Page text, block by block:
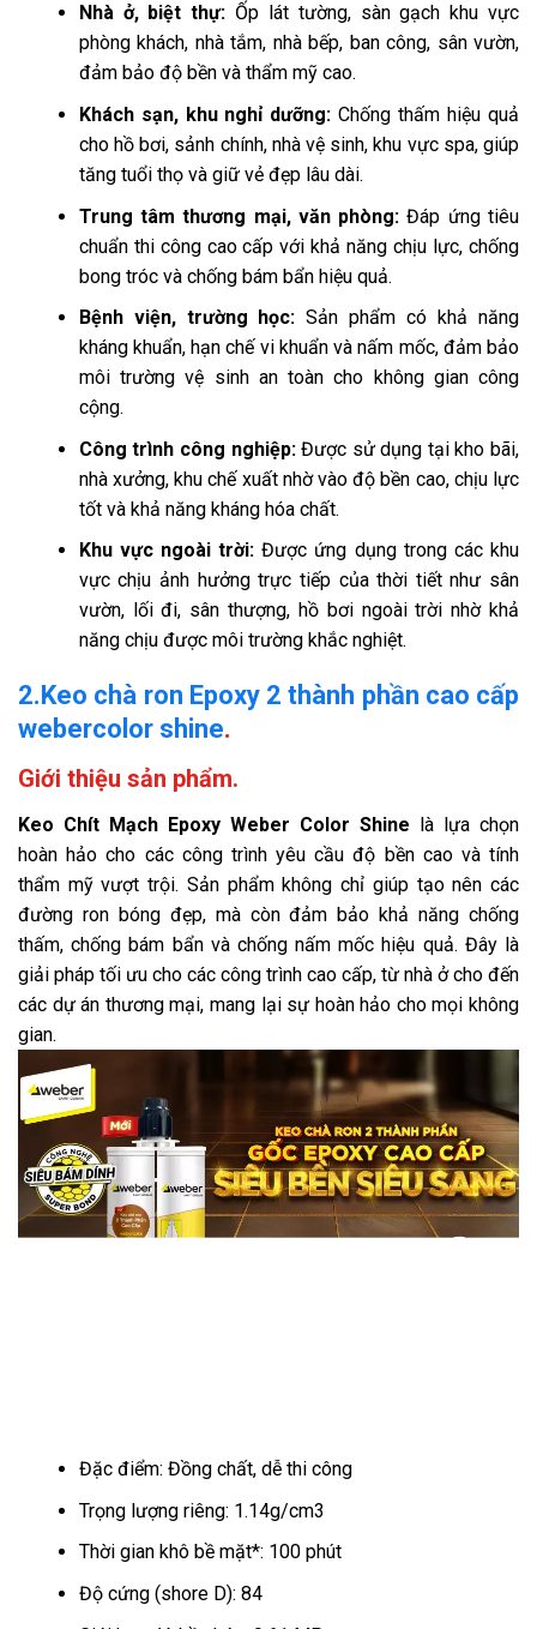
Nhà ở, biệt thự: Ốp lát tường, sàn gạch khu vực
phòng khách, nhà tắm, nhà bếp, ban công, sân vườn,
đảm bảo độ bền và thẩm mỹ cao.
Khách sạn, khu nghỉ dưỡng: Chống thấm hiệu quả
cho hồ bơi, sảnh chính, nhà vệ sinh, khu vực spa, giúp
tăng tuổi thọ và giữ vẻ đẹp lâu dài.
Trung tâm thương mại, văn phòng: Đáp ứng tiêu
chuẩn thi công cao cấp với khả năng chịu lực, chống
bong tróc và chống bám bẩn hiệu quả.
Bệnh viện, trường học: Sản phẩm có khả năng
kháng khuẩn, hạn chế vi khuẩn và nấm mốc, đảm bảo
môi trường vệ sinh an toàn cho không gian công
cộng.
Công trình công nghiệp:Được sử dụng tại kho bãi,
nhà xưởng, khu chế xuất nhờ vào độ bền cao, chịu lực
tốt và khả năng kháng hóa chất.
Khu vực ngoài trời: Được ứng dụng trong các khu
vực chịu ảnh hưởng trực tiếp của thời tiết như sân
vườn, lối đi, sân thượng, hồ bơi ngoài trời nhờ khả
năng chịu được môi trường khắc nghiệt.
2.Keo chà ron Epoxy 2 thành phần cao cấp
webercolor shine.
Giới thiệu sản phẩm.
Keo Chít Mạch Epoxy Weber Color Shine là lựa chọn
hoàn hảo cho các công trình yêu cầu độ bền cao và tính
thẩm mỹ vượt trội. Sản phẩm không chỉ giúp tạo nên các
đường ron bóng đẹp, mà còn đảm bảo khả năng chống
thấm, chống bám bẩn và chống nấm mốc hiệu quả. Đây là
giải pháp tối ưu cho các công trình cao cấp, từ nhà ở cho đến
các dự án thương mại, mang lại sự hoàn hảo cho mọi không
gian.
Đặc điểm: Đồng chất, dễ thi công
Trọng lượng riêng: 1.14g/cm3
Thời gian khô bề mặt*: 100 phút
Độ cứng (shore D): 84